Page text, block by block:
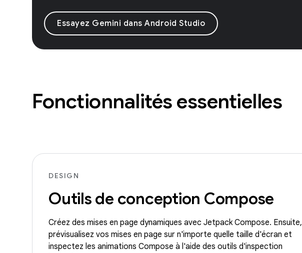
Essayez Gemini dans Android Studio
Fonctionnalités essentielles
DESIGN
Outils de conception Compose
Créez des mises en page dynamiques avec Jetpack Compose. Ensuite,
prévisualisez vos mises en page sur n'importe quelle taille d'écran et
inspectez les animations Compose à l'aide des outils d'inspection